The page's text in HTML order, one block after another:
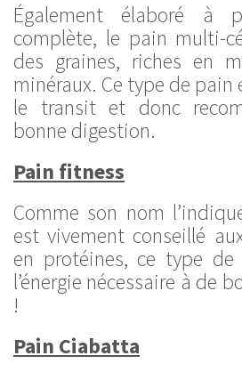
Également élaboré à
complète, le pain multi-
des graines, riches en
minéraux. Ce type de pain
le transit et donc
bonne digestion.
Pain fitness
Comme son nom
est vivement conseillé
en protéines, ce type
l’énergie nécessaire à de
!
Pain Ciabatta